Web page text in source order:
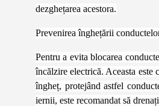
dezghețarea acestora.
Prevenirea înghețării
Pentru a evita blocarea
încălzire electrică. Aceasta este
îngheț, protejând astfel
iernii, este recomandat să